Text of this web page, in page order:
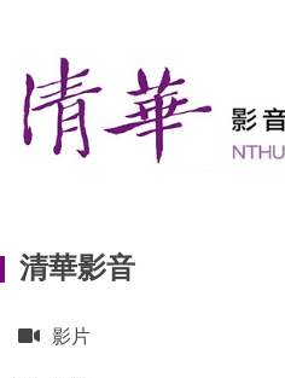
主
要
內
清華影音
影片